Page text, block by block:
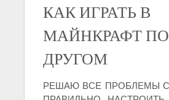
КАК ИГРАТЬ В
МАЙНКРАФТ
ДРУГОМ
РЕШАЮ ВСЕ ПРОБЛЕМЫ С